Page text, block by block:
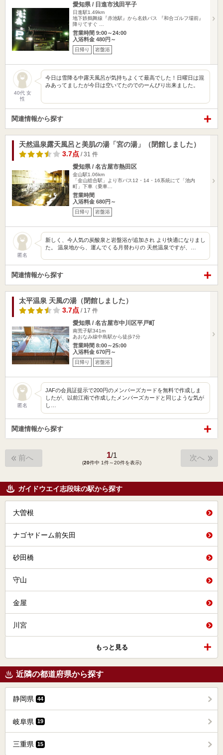
愛知県 / 日進市浅田平子
日進駅1.49km
地下鉄鶴舞線『赤池駅』から名鉄バス 『和合ゴルフ場前』
降りてすぐ …
営業時間 9:00～24:00
入浴料金 480円～
日帰り 岩盤浴
40代 女
性
今日は雪降る中露天風呂が気持ちよくて最高でした！日曜日は混
みあってましたが今日は空いてたのでのーんびり出来ました。
関連情報から探す
天然温泉露天風呂と美肌の湯「宮の湯」（閉館しました）
3.7点 / 31 件
愛知県 / 名古屋市熱田区
金山駅1.06km
「金山総合駅」より市バス12・14・16系統にて「池内
町」下車（乗車…
営業時間
入浴料金 680円～
日帰り 岩盤浴
匿名
新しく、今人気の炭酸泉と岩盤浴が追加され より快適になりまし
た。 温泉地から、運んでくる月替わりの 天然温泉ですが、…
関連情報から探す
太平温泉 天風の湯（閉館しました）
3.7点 / 17 件
愛知県 / 名古屋市中川区平戸町
南荒子駅341m
あおなみ線中島駅から徒歩7分
営業時間 8:00～25:00
入浴料金 670円～
日帰り 岩盤浴
匿名
JAFの会員証提示で200円のメンバーズカードを無料で作成しま
したが、以前江南で作成したメンバーズカードと同じような気が
し…
関連情報から探す
前へ 1/1
(20件中 1件～20件を表示)
次へ
ガイドウエイ志段味の駅から探す
大曽根
ナゴヤドーム前矢田
砂田橋
守山
金屋
川宮
もっと見る
近隣の都道府県から探す
静岡県 44
岐阜県 19
三重県 15